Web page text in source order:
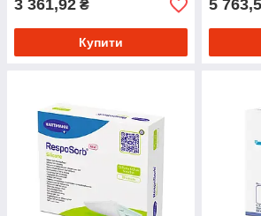
3 361,92 ₴
Купити
5